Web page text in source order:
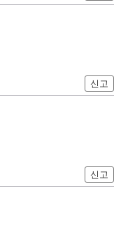
신고
신고